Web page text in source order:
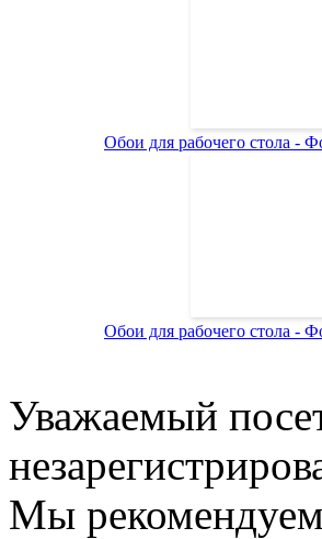
Обои для рабочего стола -
Обои для рабочего стола -
Уважаемый
Мы рекомендуем